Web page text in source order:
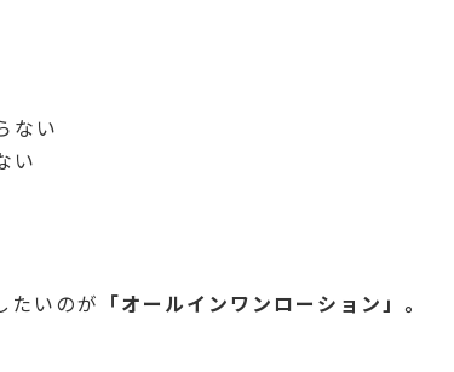
ない
い
たいのが 「オールインワンローション」。